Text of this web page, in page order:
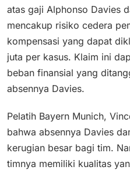
atas gaji Alphonso Davies
mencakup risiko cedera
kompensasi yang dapat
juta per kasus. Klaim ini
beban finansial yang
absennya Davies.
Pelatih Bayern Munich,
bahwa absennya Davies
kerugian besar bagi tim.
timnya memiliki kualitas